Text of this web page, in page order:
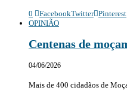
0 FacebookTwitter Pinterest
OPINIÃO
Centenas de
04/06/2026
Mais de 400 cidadãos de